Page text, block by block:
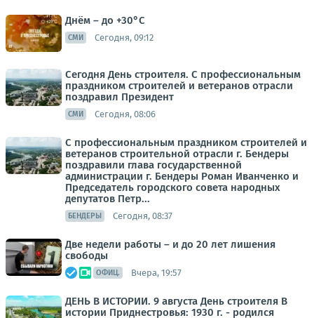
Днём – до +30°С
СМИ Сегодня, 09:12
Сегодня День строителя. С профессиональным
праздником строителей и ветеранов отрасли
поздравил Президент
СМИ Сегодня, 08:06
С профессиональным праздником строителей и
ветеранов строительной отрасли г. Бендеры
поздравили глава государственной
администрации г. Бендеры Роман Иванченко и
Председатель городского совета народных
депутатов Петр...
БЕНДЕРЫ Сегодня, 08:37
Две недели работы – и до 20 лет лишения
свободы
ОФИЦ. Вчера, 19:57
ДЕНЬ В ИСТОРИИ. 9 августа День строителя В
истории Приднестровья: 1930 г. - родился